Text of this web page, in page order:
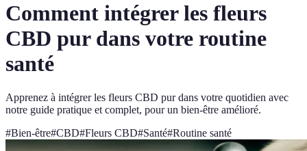
Comment intégrer les fleurs
CBD pur dans votre routine
santé
Apprenez à intégrer les fleurs CBD pur dans votre quotidien avec
notre guide pratique et complet, pour un bien-être amélioré.
#Bien-être#CBD#Fleurs CBD#Santé#Routine santé